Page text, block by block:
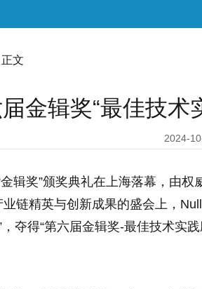
文
金辑奖“最佳技术
2024-
辑奖”颁奖典礼在上海落幕，由权
链精英与创新成果的盛会上，
夺得“第六届金辑奖-最佳技术实践